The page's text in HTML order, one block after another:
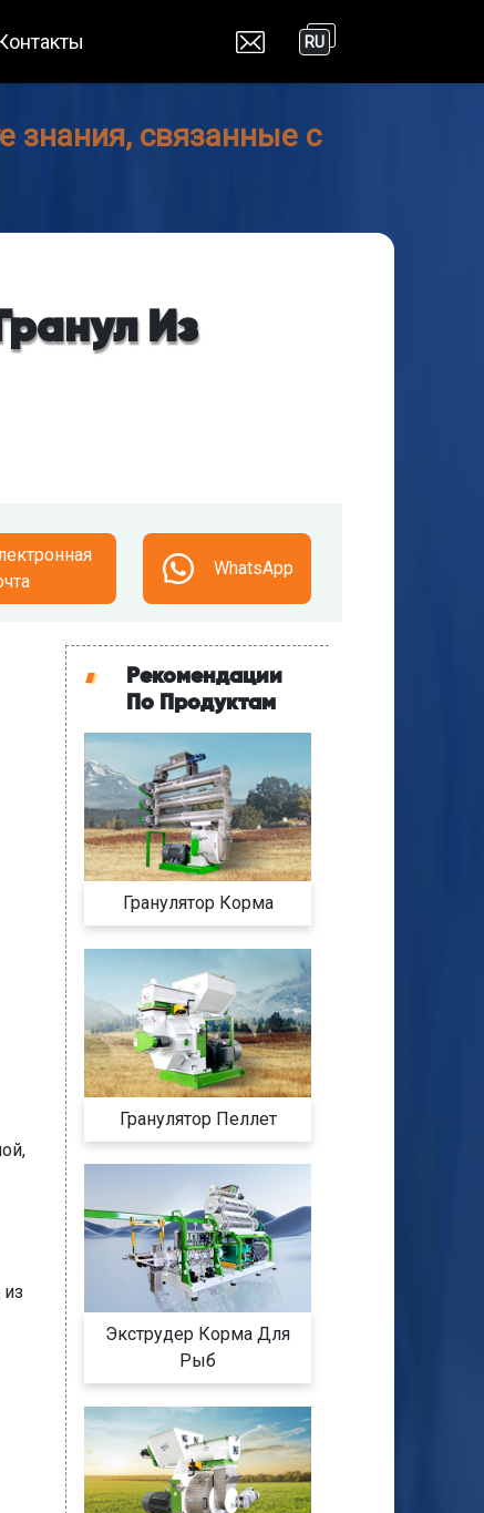
RU
знания, связанные с
Из
WhatsApp
Рекомендации
По Продуктам
Гранулятор Корма
Гранулятор Пеллет
Экструдер Корма Для
Рыб